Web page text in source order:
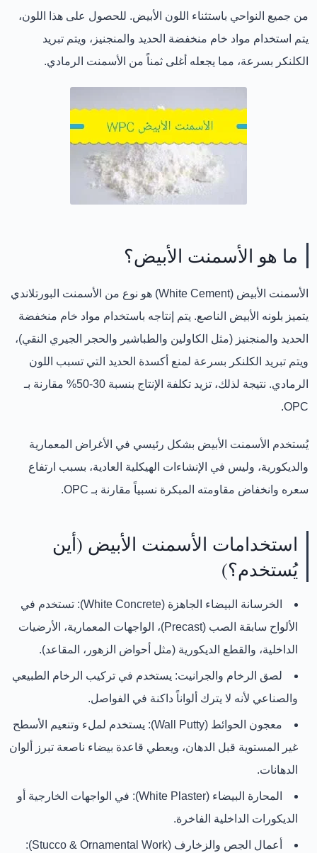
من جميع النواحي باستثناء اللون الأبيض. للحصول على هذا اللون،
يتم استخدام مواد خام منخفضة الحديد والمنجنيز ، ويتم تبريد
الكلنكر بسرعة، مما يجعله أغلى ثمناً من الأسمنت الرمادي.
ما هو الأسمنت الأبيض؟
الأسمنت الأبيض (White Cement)
هو نوع من الأسمنت البورتلاندي
يتميز بلونه الأبيض الناصع. يتم إنتاجه باستخدام مواد خام منخفضة
الحديد والمنجنيز (مثل الكاولين والطباشير والحجر الجيري النقي)،
ويتم تبريد الكلنكر بسرعة لمنع أكسدة الحديد التي تسبب اللون
الرمادي. نتيجة لذلك، تزيد تكلفة الإنتاج بنسبة 30-50%
مقارنة بـ
OPC.
يُستخدم الأسمنت الأبيض بشكل رئيسي في الأغراض المعمارية
والديكورية، وليس في الإنشاءات الهيكلية العادية، بسبب ارتفاع
سعره و انخفاض مقاومته المبكرة نسبياً مقارنة بـ OPC.
استخدامات الأسمنت الأبيض (أين
يُستخدم؟)
الخرسانة البيضاء الجاهزة (White Concrete):
تستخدم في
الألواح سابقة الصب (Precast)
، الواجهات المعمارية، الأرضيات
الداخلية، و القطع الديكورية (مثل أحواض الزهور، المقاعد).
لصق الرخام والجرانيت: يستخدم في تركيب الرخام الطبيعي
والصناعي لأنه لا يترك ألواناً داكنة في الفواصل.
معجون الحوائط (Wall Putty):
يستخدم لملء وتنعيم الأسطح
غير المستوية قبل الدهان، ويعطي قاعدة بيضاء ناصعة تبرز ألوان
الدهانات.
المحارة البيضاء (White Plaster):
في الواجهات الخارجية أو
الديكورات الداخلية الفاخرة.
أعمال الجص والزخارف (Stucco & Ornamental Work):